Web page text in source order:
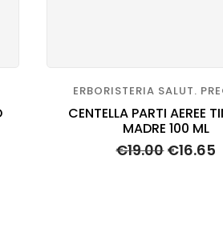
ERBORISTERIA SALUT.
CENTELLA PARTI AEREE
MADRE 100 ML
€19.00€16.65